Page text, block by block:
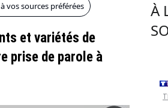
vos sources préférées
et variétés de
prise de parole à
À